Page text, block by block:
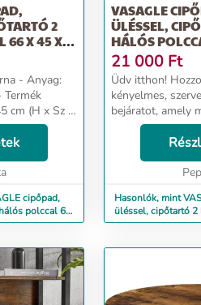
2
66 X 45 X
cm (H x Sz x
cipőpad,
polccal 66
VASAGLE
ÜLÉSSEL,
HÁLÓS
44,5 CM
21 000 Ft
Üdv itthon! Hozzon létre egy
kényelmes,
bejáratot, amely
köszönti Önt
Hasonlók, mint
üléssel, cipőtartó
x 30 x 44,5 cm